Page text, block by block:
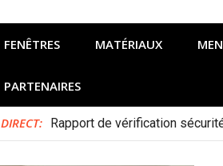
FENÊTRES MATÉRIAUX
PARTENAIRES
DIRECT: Rapport de vérification